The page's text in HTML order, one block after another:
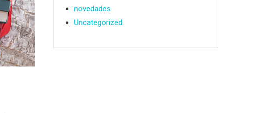
novedades
Uncategorized